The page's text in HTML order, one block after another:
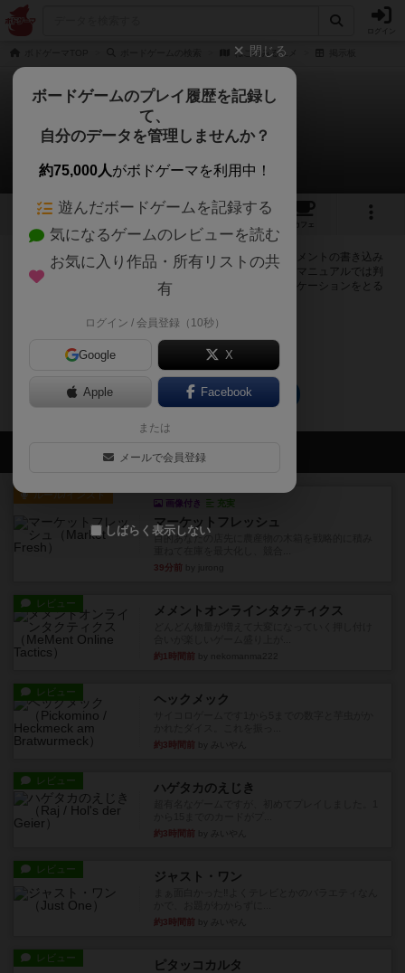
ねこのみるユメ
ねこのみるユメ
0件の掲示板
1
カフェ
ログインするとねこのみるユメに関する掲示板の作成やコメントの書き込み
が出来るようになります。ルールの疑問やエラッタ情報、マニュアルでは判
断し辛い曖昧な表記等について会員同士で自由にコミュニケーションをとる
ログイン/無料会員登録
ねこのみるユメのトップに戻る
会員の新しい投稿
ルール/インスト
画像付き 充実
マーケットフレッシュ
目的あなたの店先に農産物の木箱を戦略的に積み
39分前
レビュー メメントオンラインタクティクス
約1時間前
レビュー ヘックメック
約3時間前
レビュー ハゲタカのえじき
約3時間前
レビュー ジャスト・ワン
約3時間前
レビュー ピタッコカルタ
閉じる
ボードゲームのプレイ履歴を記録し
て、
自分のデータを管理しませんか？
約75,000人がボドゲーマを利用中！
遊んだボードゲームを記録する
気になるゲームのレビューを読む
お気に入り作品・所有リストの共
有
ログイン / 会員登録（10秒）
Google X
Apple Facebook
または
メールで会員登録
しばらく表示しない